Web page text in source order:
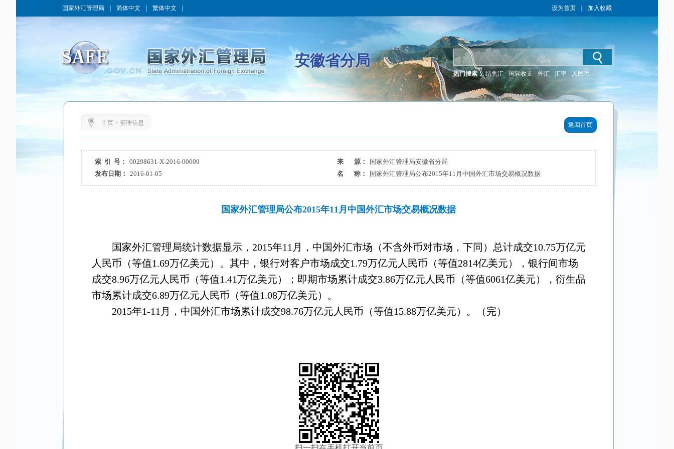
国家外汇管理局 简体中文 繁体中文 设为首页 加入收藏
安徽省分局
热门搜索： 结售汇 国际收支 外汇 汇率 人民币
主页> 管理信息 返回首页
索 引 号： 00298631-X-2016-00009 来 源：
国家外汇管理局安徽省分局
发布日期：
2016-01-05 名 称： 国家外汇管理局公布2015年11月中国外汇市场交易概况数据
国家外汇管理局公布2015年11月中国外汇市场交易概况数据
国家外汇管理局统计数据显示， 2015年11 月，中国外汇市场（不含外币对市场，下同）总计成交10.75万亿元
人民币（等值1.69万亿美元）。其中，银行对客户市场成交1.79万亿元人民币（等值2814亿美元），银行间市场
成交8.96万亿元人民币（等值1.41万亿美元）；即期市场累计成交3.86万亿元人民币（等值6061亿美元），衍生品
市场累计成交6.89万亿元人民币（等值1.08万亿美元）。
2015年1-11 月，中国外汇市场累计成交98.76万亿元人民币（等值15.88万亿美元）。（完）